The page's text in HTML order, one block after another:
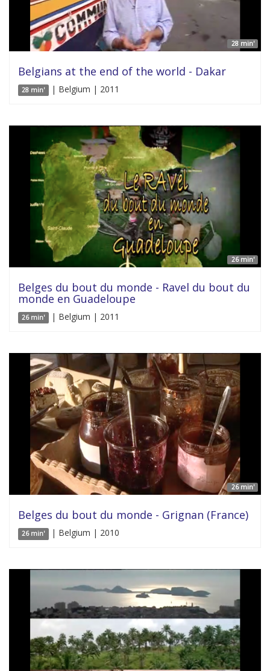
28 min'
Belgians at the end of the world - Dakar
28 min' | Belgium | 2011
26 min'
Belges du bout du monde - Ravel du bout du
monde en Guadeloupe
26 min' | Belgium | 2011
26 min'
Belges du bout du monde - Grignan (France)
26 min' | Belgium | 2010